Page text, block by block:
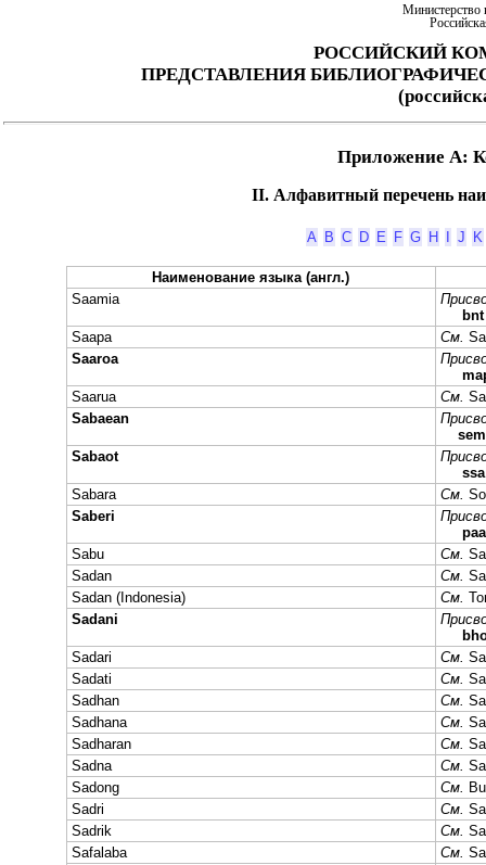
Министерство
РОССИЙСКИЙ
ПРЕДСТАВЛЕНИЯ
Приложение А:
II. Алфавитный перечень
A B C D E F G H J K
Наименование языка (англ.)
Saamia
Saapa
См.
Saaroa
Saarua
См.
Sabaean
Sabaot
ssa
Sabara
См.
Saberi
paa
Sabu
См.
Sadan
См.
Sadan (Indonesia)
См.
Sadani
Sadari
См.
Sadati
См.
Sadhan
См.
Sadhana
См.
Sadharan
См.
Sadna
См.
Sadong
См.
Sadri
См.
Sadrik
См.
Safalaba
См.